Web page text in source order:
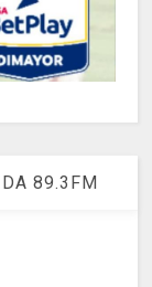
89.3FM